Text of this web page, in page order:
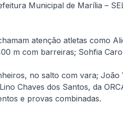
Municipal de Marília –
atenção atletas como
m com barreiras; Sohfia
no salto com vara; João
Chaves dos Santos, da
e provas combinadas.